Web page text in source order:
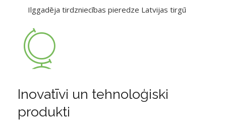
Ilggadēja tirdzniecības pieredze Latvijas tirgū
Inovatīvi un tehnoloģiski
produkti